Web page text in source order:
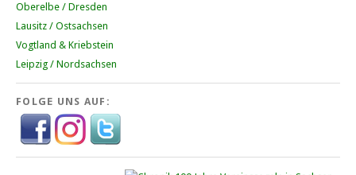
Oberelbe / Dresden
Lausitz / Ostsachsen
Vogtland & Kriebstein
Leipzig / Nordsachsen
FOLGE UNS AUF: